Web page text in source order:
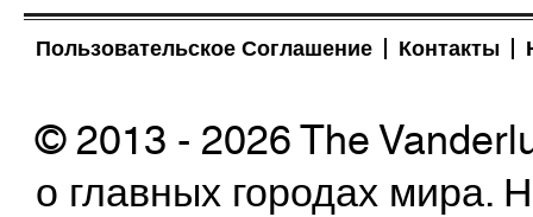
Пользовательское Соглашение Контакты
© 2013 - 2026 The
о главных городах